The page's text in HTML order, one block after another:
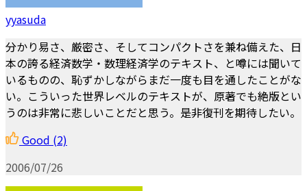
yyasuda
分かり易さ、厳密さ、そしてコンパクトさを兼ね備えた、日
本の誇る経済数学・数理経済学のテキスト、と噂には聞いて
いるものの、恥ずかしながらまだ一度も目を通したことがな
い。こういった世界レベルのテキストが、原著でも絶版とい
うのは非常に悲しいことだと思う。是非復刊を期待したい。
Good (2)
2006/07/26